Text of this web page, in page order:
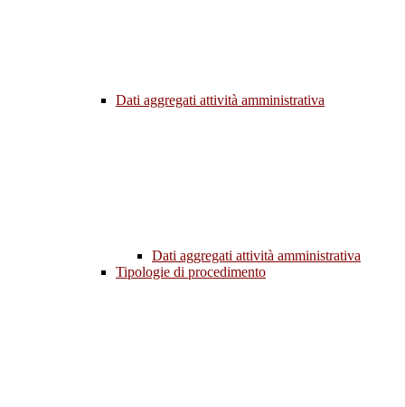
Dati aggregati attività amministrativa
Dati aggregati attività amministrativa
Tipologie di procedimento